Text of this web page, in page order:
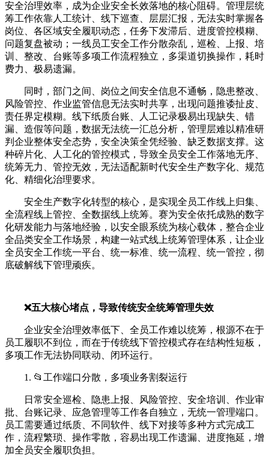
安全治理效率，成为企业安全长效落地的核心阻碍。管理层统
筹工作依靠人工统计、线下巡查、层层汇报，无法实时掌握各
岗位、各区域安全履职动态，任务下发滞后、进度管控模糊、
问题复盘被动；一线员工安全工作分散杂乱，巡检、上报、培
训、整改、台账等多项工作流程独立，多渠道切换操作，耗时
费力、极易遗漏。
同时，部门之间、岗位之间安全信息不通畅，隐患整改、
风险管控、作业监管信息无法实时共享，出现问题推诿扯皮、
责任界定模糊。线下纸质台账、人工记录极易出现缺失、错
漏、造假等问题，数据无法统一汇总分析，管理层难以精准研
判企业整体安全态势，安全决策全凭经验、缺乏数据支撑。这
种碎片化、人工化的管控模式，导致全员安全工作落地无序、
统筹无力、管控无效，无法适配新时代安全生产数字化、规范
化、精细化治理要求。
安全生产数字化转型的核心，是实现全员工作线上归集、
全流程线上管控、全数据线上统筹。赛为安全依托成熟的数字
化研发能力与落地经验，以安全眼系统为核心载体，整合企业
全品类安全工作场景，构建一站式线上统筹管理体系，让企业
全员安全工作统一平台、统一标准、统一流程、统一管控，彻
底破解线下管理顽疾。
❌五大核心堵点，导致传统安全统筹管理失效
企业安全治理效率低下、全员工作难以统筹，根源不在于
员工履职不到位，而在于传统线下管控模式存在结构性短板，
多项工作无法协同联动、闭环运行。
1. 📂工作端口分散，多项业务割裂运行
日常安全巡检、隐患上报、风险管控、安全培训、作业审
批、台账记录、应急管理等工作各自独立，无统一管理端口。
员工需要通过纸质、不同软件、线下对接等多种方式完成工
作，流程繁琐、操作零散，容易出现工作遗漏、进度拖延，增
加全员安全履职负担。